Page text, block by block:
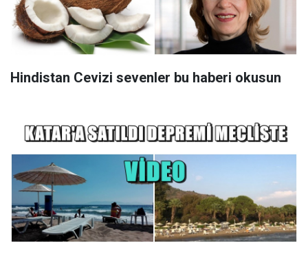
Hindistan Cevizi sevenler bu haberi okusun